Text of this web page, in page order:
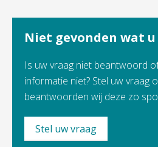
Niet gevonden wat u
Is uw vraag niet beantwoord
informatie niet? Stel uw vraag
beantwoorden wij deze zo
Stel uw vraag